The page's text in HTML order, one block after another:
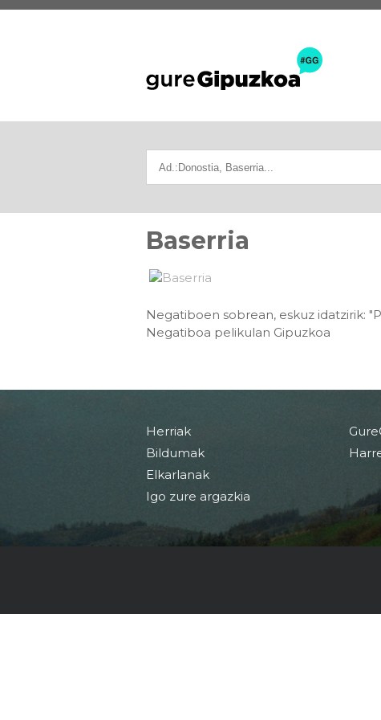
Baserria
Negatiboen sobrean, eskuz idatzirik:
Negatiboa pelikulan Gipuzkoa
Herriak
Bildumak
Elkarlanak
Igo zure argazkia